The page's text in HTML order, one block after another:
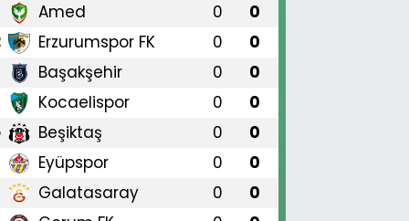
Amed 0 0
Erzurumspor FK 0 0
Başakşehir 0 0
Kocaelispor 0 0
Beşiktaş 0 0
Eyüpspor 0 0
Galatasaray 0 0